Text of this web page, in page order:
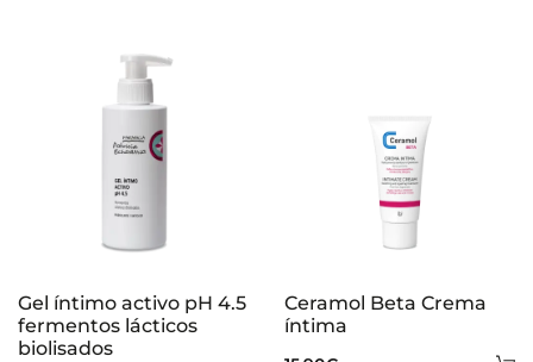
Gel íntimo activo pH 4.5
fermentos lácticos
biolisados
Ceramol Beta Crema
íntima